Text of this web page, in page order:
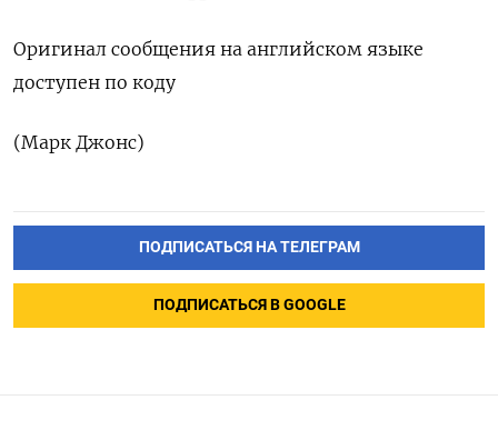
Оригинал сообщения на английском языке
доступен по коду
(Марк Джонс)
ПОДПИСАТЬСЯ НА ТЕЛЕГРАМ
ПОДПИСАТЬСЯ В GOOGLE